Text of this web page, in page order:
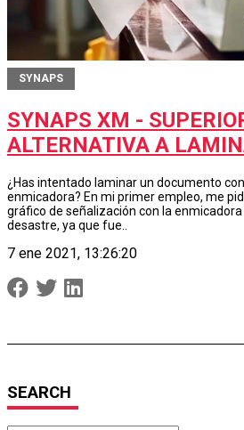
SYNAPS
SYNAPS XM -
ALTERNATIVA A
¿Has intentado laminar un documento
enmicadora? En mi primer empleo, me
gráfico de señalización con la
desastre, ya que fue..
7 ene 2021, 13:26:20
SEARCH